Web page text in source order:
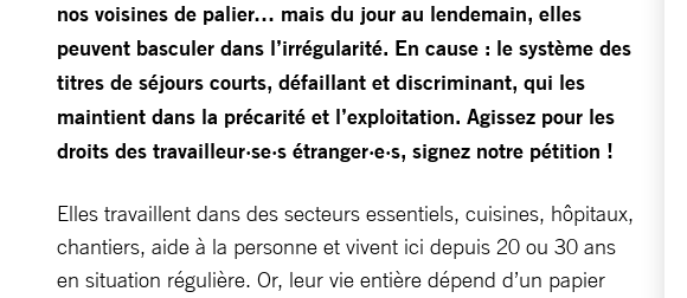
nos voisines de palier… mais du jour au lendemain, elles
peuvent basculer dans l’irrégularité. En cause : le système des
titres de séjours courts, défaillant et discriminant, qui les
maintient dans la précarité et l’exploitation. Agissez pour les
droits des travailleur·se·s étranger·e·s, signez notre pétition !
Elles travaillent dans des secteurs essentiels, cuisines, hôpitaux,
chantiers, aide à la personne et vivent ici depuis 20 ou 30 ans
en situation régulière. Or, leur vie entière dépend d’un papier